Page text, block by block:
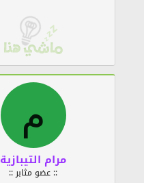
م
مرام التيبازية
:: عضو مثابر ::